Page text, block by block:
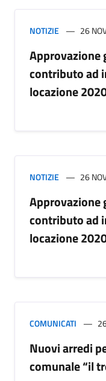
NOTIZIE 26
Approvazione
contributo ad
locazione
NOTIZIE 26
Approvazione
contributo ad
locazione
COMUNICATI
Nuovi arredi
comunale “il